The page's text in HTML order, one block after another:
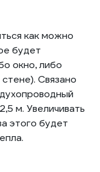
как можно
будет
окно, либо
Связано
м. Увеличивать
этого будет